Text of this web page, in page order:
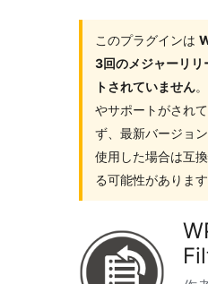
このプラグインは
3回のメジャーリリ
トされていません
やサポートがされ
ず、最新バージョ
使用した場合は互
る可能性があります